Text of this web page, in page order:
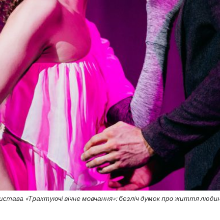
«Трактуючі вічне мовчання»: безліч думок про життя